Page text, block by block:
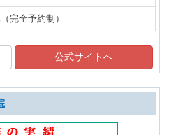
完全予約制）
公式サイトへ